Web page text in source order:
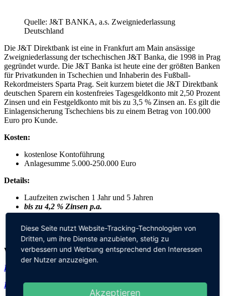
Quelle: J&T BANKA, a.s. Zweigniederlassung
Deutschland
Die J&T Direktbank ist eine in Frankfurt am Main ansässige
Zweigniederlassung der tschechischen J&T Banka, die 1998 in Prag
gegründet wurde. Die J&T Banka ist heute eine der größten Banken
für Privatkunden in Tschechien und Inhaberin des Fußball-
Rekordmeisters Sparta Prag. Seit kurzem bietet die J&T Direktbank
deutschen Sparern ein kostenfreies Tagesgeldkonto mit 2,50 Prozent
Zinsen und ein Festgeldkonto mit bis zu 3,5 % Zinsen an. Es gilt die
Einlagensicherung Tschechiens bis zu einem Betrag von 100.000
Euro pro Kunde.
Kosten:
kostenlose Kontoführung
Anlagesumme 5.000-250.000 Euro
Details:
Laufzeiten zwischen 1 Jahr und 5 Jahren
bis zu 4,2 % Zinsen p.a.
Zinsen werden jährlich ausgezahlt
deutscher Kundenservice
100.000 Euro Einlagensicherung
Weitere Informationen:
Hier erhalten Sie weitere Informationen zum Anbieter
Direkt zum Anbieter*
Diese Seite nutzt Website-Tracking-Technologien von
Dritten, um ihre Dienste anzubieten, stetig zu
verbessern und Werbung entsprechend den Interessen
der Nutzer anzuzeigen.
Akzeptieren